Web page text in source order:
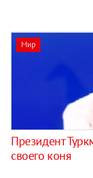
Мир
Президент
своего коня